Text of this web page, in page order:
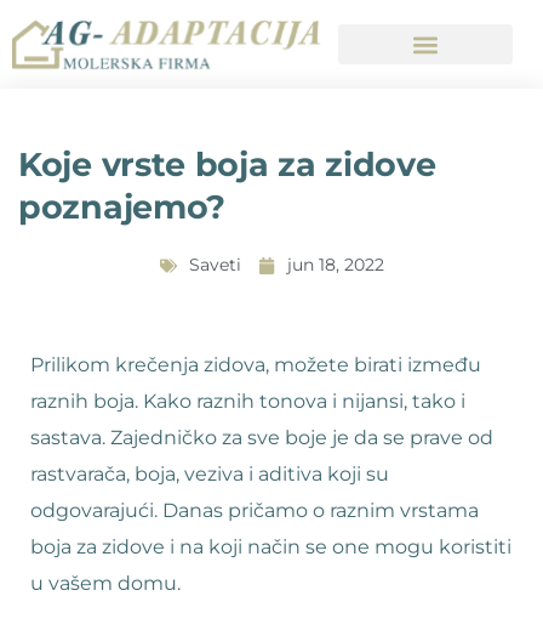
Koje vrste boja za zidove
poznajemo?
Saveti jun 18, 2022
Prilikom krečenja zidova, možete birati između
raznih boja. Kako raznih tonova i nijansi, tako i
sastava. Zajedničko za sve boje je da se prave od
rastvarača, boja, veziva i aditiva koji su
odgovarajući. Danas pričamo o raznim vrstama
boja za zidove i na koji način se one mogu koristiti
u vašem domu.